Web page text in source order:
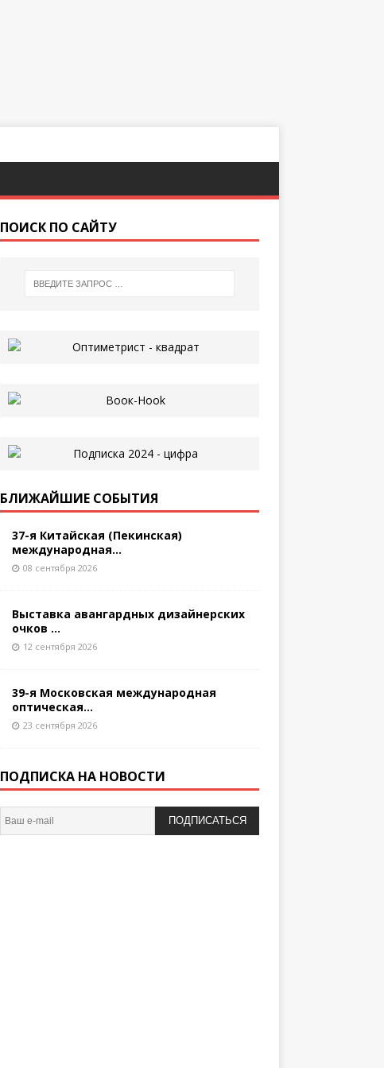
ПОИСК ПО САЙТУ
БЛИЖАЙШИЕ СОБЫТИЯ
37-я Китайская (Пекинская)
международная...
08 сентября 2026
Выставка авангардных дизайнерских
очков ...
12 сентября 2026
39-я Московская международная
оптическая...
23 сентября 2026
ПОДПИСКА НА НОВОСТИ
ПОДПИСАТЬСЯ